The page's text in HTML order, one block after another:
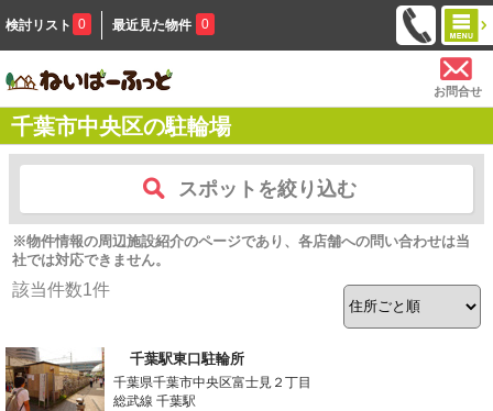
検討リスト 0 最近見た物件 0
お問合せ
千葉市中央区の駐輪場
スポットを絞り込む
※物件情報の周辺施設紹介のページであり、各店舗への問い合わせは当
社では対応できません。
該当件数1件
千葉駅東口駐輪所
千葉県千葉市中央区富士見２丁目
総武線 千葉駅